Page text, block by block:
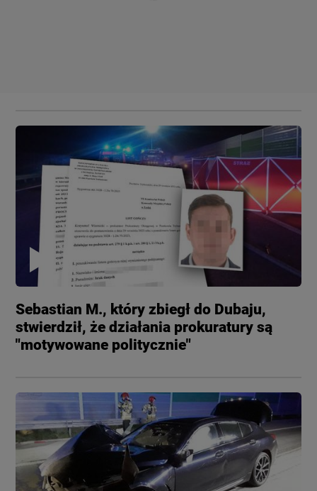
Sebastian M., który zbiegł do Dubaju,
stwierdził, że działania prokuratury są
"motywowane politycznie"